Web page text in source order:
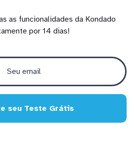
as funcionalidades da Kondado
por 14 dias!
seu Teste Grátis